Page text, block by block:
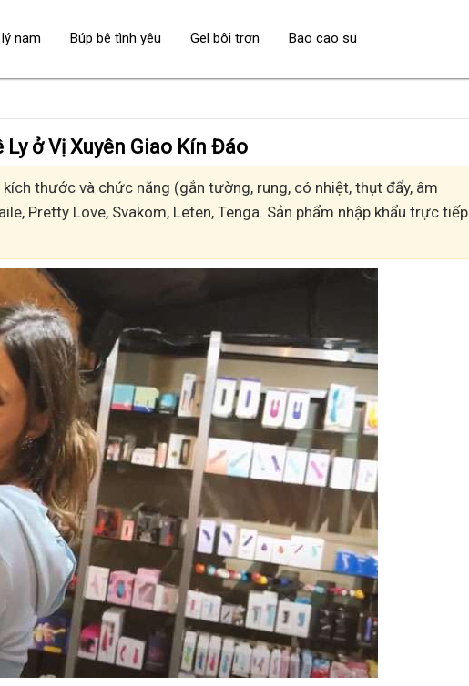
Ly ở Vị Xuyên Giao Kín Đáo
thước và chức năng (gắn tường, rung, có nhiệt, thụt đẩy, âm
Pretty Love, Svakom, Leten, Tenga. Sản phẩm nhập khẩu trực tiếp
nam Búp bê tình yêu Gel bôi trơn Bao cao su